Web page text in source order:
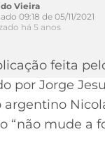
Vieira
09:18 de 05/11/2021
há 5 anos
feita
por Jorge
argentino
“não mude a